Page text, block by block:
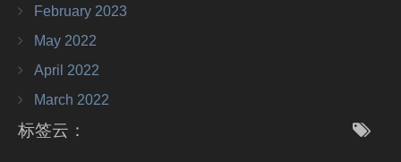
February 2023
May 2022
April 2022
March 2022
标签云：